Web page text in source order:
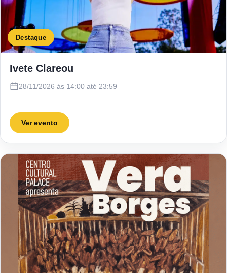
Destaque
Ivete Clareou
28/11/2026 às 14:00 até 23:59
Ver evento